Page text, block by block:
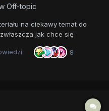
Off-topic
na ciekawy temat do
jak chce się
sięgnąć po coś
będzie to mój
8